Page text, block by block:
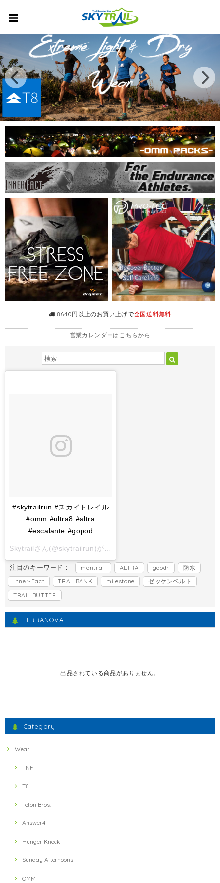
8640円以上のお買い上げで全国送料無料
営業カレンダーはこちらから
#skytrailrun #スカイトレイル
#omm #ultra8 #altra
#escalante #gopod
Skytrailさん(@skytrailrun)がシェアした投稿 -
注目のキーワード： montrail ALTRA goodr
防水
Inner-Fact
TRAILBANK milestone
ゼッケンベルト
TRAIL BUTTER
TERRANOVA
出品されている商品がありません。
Category
Wear
TNF
T8
Teton Bros.
Answer4
Hunger Knock
Sunday Afternoons
OMM